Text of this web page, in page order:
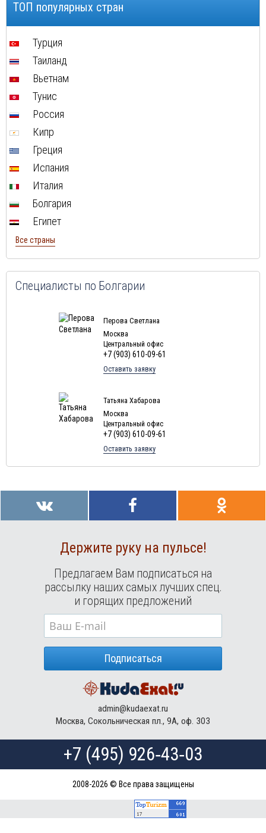
Туры в Швейцарию в августе
Туры в Мальту в августе
Туры в Финляндию в августе
Туры в Марокко в августе
Туры в
Туры в Россию в августе
Туры в Кубу в августе
Доминиканская Республика
Туры в Грецию в августе
Туры в Мальдивы в августе
Туры в Маврикий в августе
ТОП популярных стран
Турция
Таиланд
Вьетнам
Тунис
Россия
Кипр
Греция
Испания
Италия
Болгария
Египет
Все страны
Специалисты по Болгарии
Перова Светлана
Москва
Центральный офис
+7 (903) 610-09-61
Оставить заявку
Татьяна Хабарова
Москва
Центральный офис
+7 (903) 610-09-61
Оставить заявку
Держите руку на пульсе!
Предлагаем Вам подписаться на
рассылку наших самых лучших спец.
и горящих предложений
Подписаться
admin@kudaexat.ru
Москва, Сокольническая пл., 9А, оф. 303
+7 (495) 926‑43‑03
2008-2026 © Все права защищены